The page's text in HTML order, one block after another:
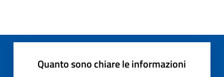
Quanto sono chiare le informazioni